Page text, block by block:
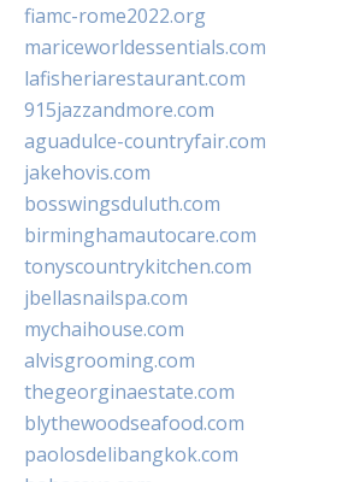
fiamc-rome2022.org
mariceworldessentials.com
lafisheriarestaurant.com
915jazzandmore.com
aguadulce-countryfair.com
jakehovis.com
bosswingsduluth.com
birminghamautocare.com
tonyscountrykitchen.com
jbellasnailspa.com
mychaihouse.com
alvisgrooming.com
thegeorginaestate.com
blythewoodseafood.com
paolosdelibangkok.com